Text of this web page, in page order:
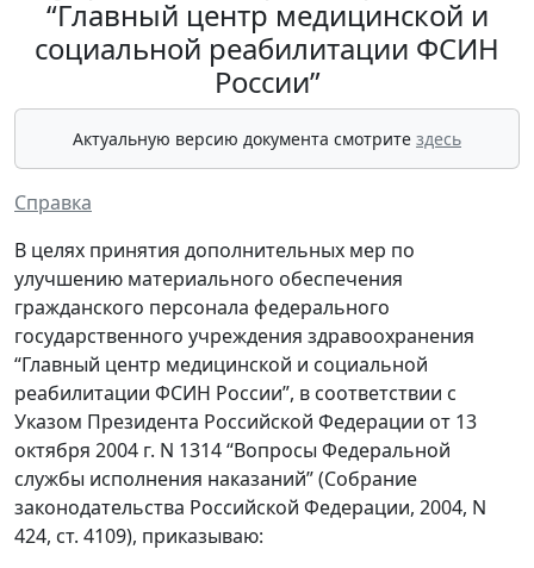
“Главный центр медицинской и
социальной реабилитации ФСИН
России”
Актуальную версию документа смотрите здесь
Справка
В целях принятия дополнительных мер по
улучшению материального обеспечения
гражданского персонала федерального
государственного учреждения здравоохранения
“Главный центр медицинской и социальной
реабилитации ФСИН России”, в соответствии с
Указом Президента Российской Федерации от 13
октября 2004 г. N 1314 “Вопросы Федеральной
службы исполнения наказаний” (Собрание
законодательства Российской Федерации, 2004, N
424, ст. 4109), приказываю: